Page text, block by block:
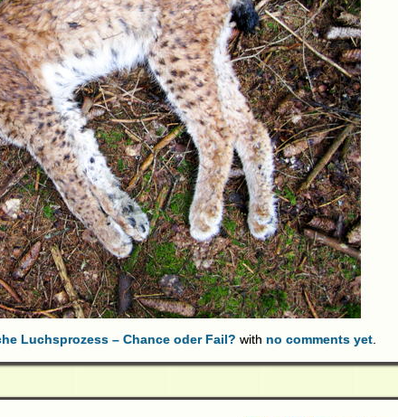
Luchsprozess – Chance oder Fail? withno comments yet